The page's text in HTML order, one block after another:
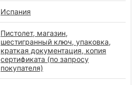
Испания
Пистолет, магазин,
шестигранный ключ, упаковка,
краткая документация, копия
сертификата (по запросу
покупателя)